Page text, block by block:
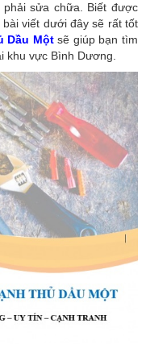
sửa chữa. Biết được
viết dưới đây sẽ rất tốt
Dầu Một sẽ giúp bạn tìm
khu vực Bình Dương.